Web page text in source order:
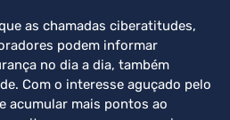
as chamadas ciberatitudes,
podem informar
no dia a dia, também
Com o interesse aguçado pelo
acumular mais pontos ao